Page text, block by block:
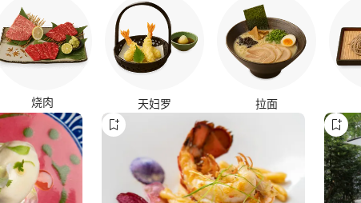
烧肉 天妇罗 拉面